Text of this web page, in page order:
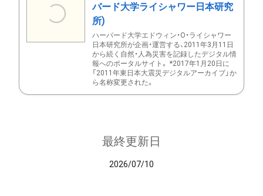
バード大学ライシャワー日本研究
所)
ハーバード大学エドウィン・O・ライシャワー
日本研究所が企画・運営する、2011年3月11日
から続く自然・人為災害を記録したデジタル情
報へのポータルサイト。 *2017年1月20日に
「2011年東日本大震災デジタルアーカイブ」か
ら名称変更された。
最終更新日
2026/07/10